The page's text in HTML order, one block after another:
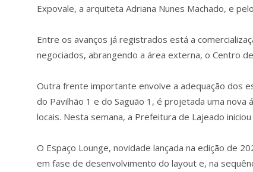
Expovale, a arquiteta Adriana Nunes Machado, e
Entre os avanços já registrados está a
negociados, abrangendo a área externa, o Centro
Outra frente importante envolve a adequação dos
do Pavilhão 1 e do Saguão 1, é projetada uma
locais. Nesta semana, a Prefeitura de Lajeado
O Espaço Lounge, novidade lançada na edição de
em fase de desenvolvimento do layout e, na